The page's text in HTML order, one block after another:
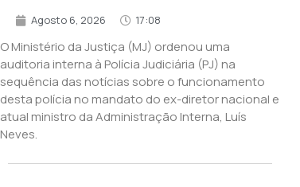
Agosto 6, 2026 17:08
O Ministério da Justiça (MJ) ordenou uma
auditoria interna à Polícia Judiciária (PJ) na
sequência das notícias sobre o funcionamento
desta polícia no mandato do ex-diretor nacional e
atual ministro da Administração Interna, Luís
Neves.